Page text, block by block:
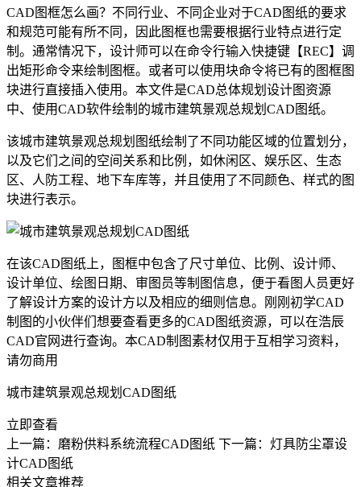
CAD图框怎么画？不同行业、不同企业对于CAD图纸的要求
和规范可能有所不同，因此图框也需要根据行业特点进行定
制。通常情况下，设计师可以在命令行输入快捷键【REC】调
出矩形命令来绘制图框。或者可以使用块命令将已有的图框图
块进行直接插入使用。本文件是CAD总体规划设计图资源
中、使用CAD软件绘制的城市建筑景观总规划CAD图纸。
该城市建筑景观总规划图纸绘制了不同功能区域的位置划分，
以及它们之间的空间关系和比例，如休闲区、娱乐区、生态
区、人防工程、地下车库等，并且使用了不同颜色、样式的图
块进行表示。
在该CAD图纸上，图框中包含了尺寸单位、比例、设计师、
设计单位、绘图日期、审图员等制图信息，便于看图人员更好
了解设计方案的设计方以及相应的细则信息。刚刚 初学CAD
制图的小伙伴们想要查看更多的CAD图纸资源，可以在浩辰
CAD官网进行查询。本CAD制图素材仅用于互相学习资料，
请勿商用
城市建筑景观总规划CAD图纸
立即查看
上一篇：磨粉供料系统流程CAD图纸 下一篇：灯具防尘罩设
计CAD图纸
相关文章推荐